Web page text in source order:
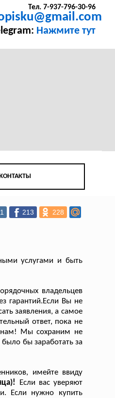
Тел. 7-937-796-30-96
Нажмите тут
213 228
услугами и быть
владельцев
гарантий.Если Вы не
заявления, а самое
ответ, пока не
нам! Мы сохраним не
бы заработать за
имейте ввиду
Если вас уверяют
Если нужно купить